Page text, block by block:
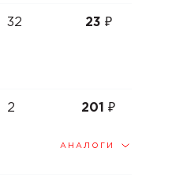
32 23 ₽
2 201₽
АНАЛОГИ